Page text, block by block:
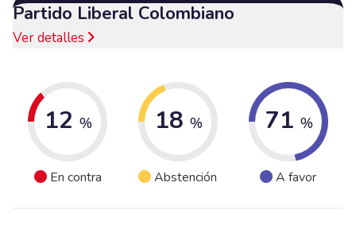
Partido Liberal Colombiano
Ver detalles
12 %
En contra
18 %
Abstención
71 %
A favor